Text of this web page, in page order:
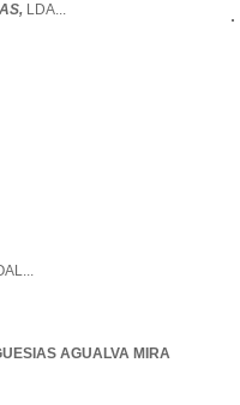
LDA...
...
AGUALVA MIRA